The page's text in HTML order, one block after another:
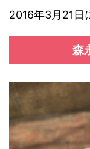
2016年3月21日
森